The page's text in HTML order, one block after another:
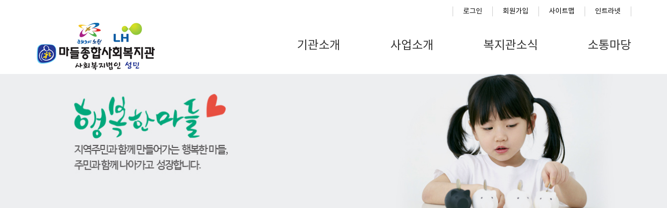
로그인 회원가입 사이트맵 인트라넷
기관소개 사업소개 복지관소식 소통마당